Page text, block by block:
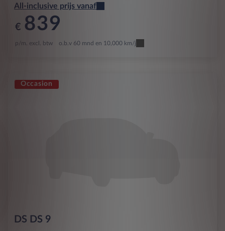
All-inclusive prijs vanaf
€ 839
p/m. excl. btw o.b.v 60 mnd en 10,000 km/j
Occasion
DS DS 9